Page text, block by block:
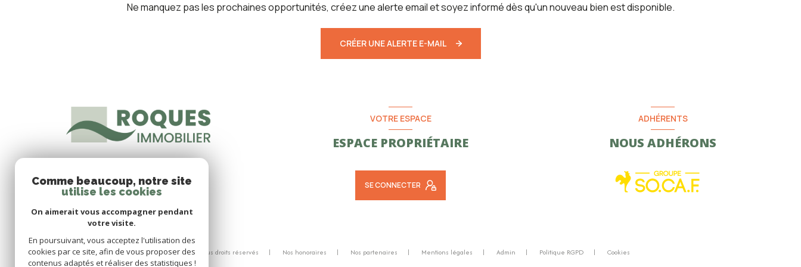
Ne manquez pas les prochaines opportunités, créez une alerte email et soyez informé dès qu'un nouveau bien est disponible.
CRÉER UNE ALERTE E-MAIL
VOTRE ESPACE
ESPACE PROPRIÉTAIRE
SE CONNECTER
ADHÉRENTS
NOUS ADHÉRONS
© 2026 | Tous droits réservés Nos honoraires Nos partenaires Mentions légales Admin Politique RGPD Cookies
Comme beaucoup, notre site
utilise les cookies
On aimerait vous accompagner pendant
votre visite.
En poursuivant, vous acceptez l'utilisation des
cookies par ce site, afin de vous proposer des
contenus adaptés et réaliser des statistiques !